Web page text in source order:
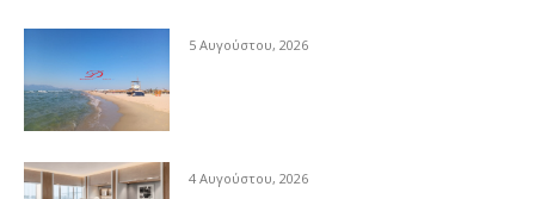
5 Αυγούστου, 2026
4 Αυγούστου, 2026